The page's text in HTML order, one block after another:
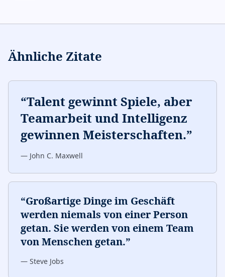
Ähnliche Zitate
“Talent gewinnt Spiele, aber
Teamarbeit und Intelligenz
gewinnen Meisterschaften.”
— John C. Maxwell
“Großartige Dinge im Geschäft
werden niemals von einer Person
getan. Sie werden von einem Team
von Menschen getan.”
— Steve Jobs